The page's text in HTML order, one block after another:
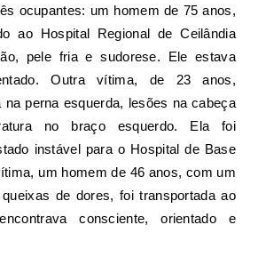
ocupantes: um homem de 75 anos,
ao Hospital Regional de Ceilândia
pele fria e sudorese. Ele estava
Outra vítima, de 23 anos,
na perna esquerda, lesões na cabeça
no braço esquerdo. Ela foi
instável para o Hospital de Base
um homem de 46 anos, com um
de dores, foi transportada ao
consciente, orientado e